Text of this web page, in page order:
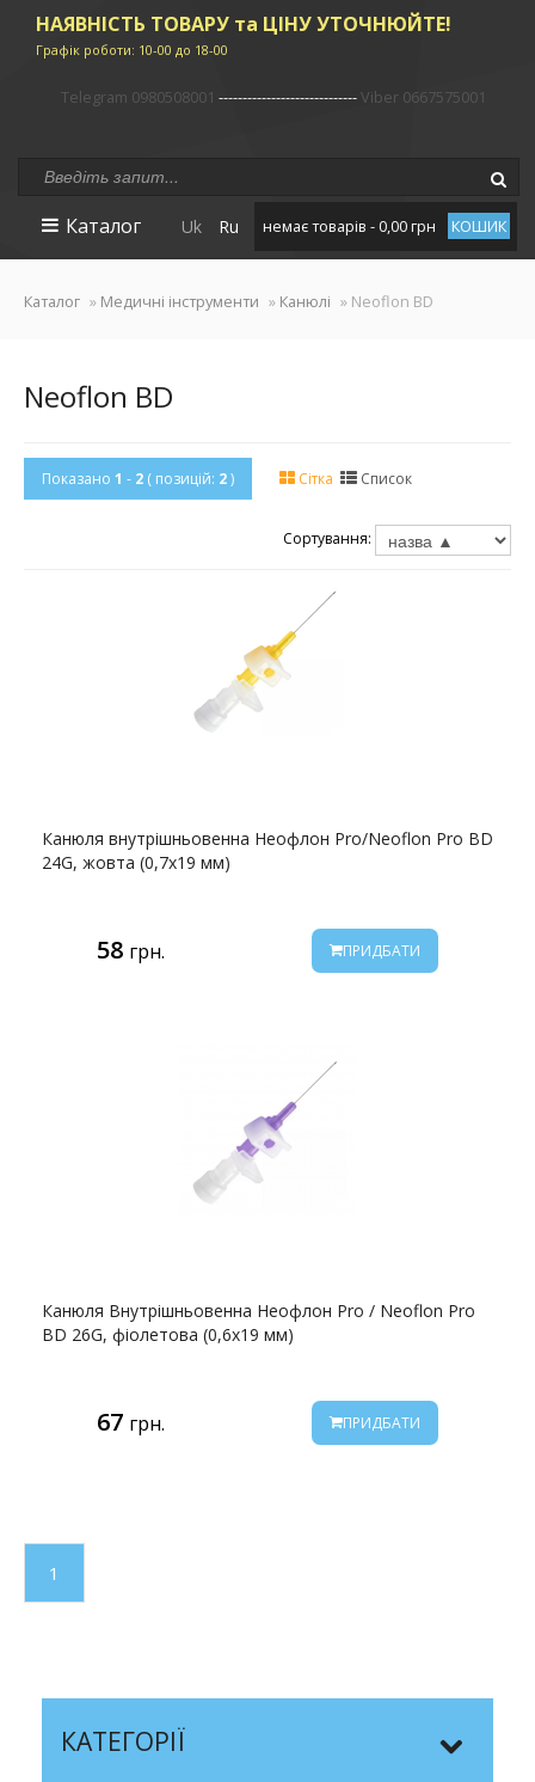
НАЯВНІСТЬ ТОВАРУ та ЦІНУ УТОЧНЮЙТЕ!
Графік роботи: 10-00 до 18-00
Telegram 0980508001 -----------------------------Viber 0667575001
Uk Ru немає товарів - 0,00 грн КОШИК
Каталог
Каталог » Медичні інструменти » Канюлі » Neoflon BD
Neoflon BD
Показано 1 - 2 ( позицій: 2) Сітка Список
Сортування:
Канюля внутрішньовенна Неофлон Pro/Neoflon Pro BD
24G, жовта (0,7х19 мм)
58 грн. ПРИДБАТИ
Канюля Внутрішньовенна Неофлон Pro / Neoflon Pro
BD 26G, фіолетова (0,6х19 мм)
67 грн. ПРИДБАТИ
1
КАТЕГОРІЇ